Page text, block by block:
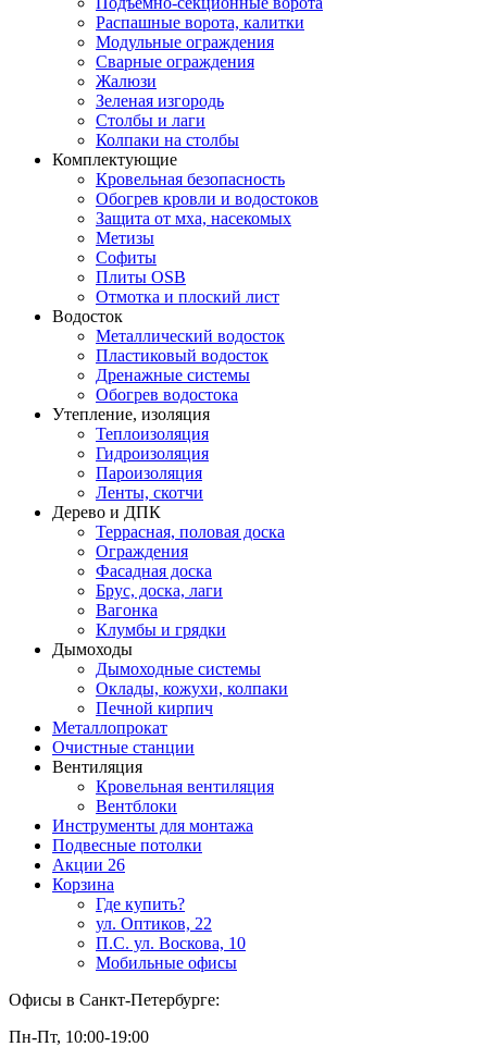
Распашные ворота, калитки
Модульные ограждения
Сварные ограждения
Жалюзи
Зеленая изгородь
Столбы и лаги
Колпаки на столбы
Комплектующие
Кровельная безопасность
Обогрев кровли и водостоков
Защита от мха, насекомых
Метизы
Софиты
Плиты OSB
Отмотка и плоский лист
Водосток
Металлический водосток
Пластиковый водосток
Дренажные системы
Обогрев водостока
Утепление, изоляция
Теплоизоляция
Гидроизоляция
Пароизоляция
Ленты, скотчи
Дерево и ДПК
Террасная, половая доска
Ограждения
Фасадная доска
Брус, доска, лаги
Вагонка
Клумбы и грядки
Дымоходы
Дымоходные системы
Оклады, кожухи, колпаки
Печной кирпич
Металлопрокат
Очистные станции
Вентиляция
Кровельная вентиляция
Вентблоки
Инструменты для монтажа
Подвесные потолки
Акции 26
Корзина
Где купить?
ул. Оптиков, 22
П.С. ул. Воскова, 10
Мобильные офисы
Офисы в Санкт-Петербурге:
Пн-Пт, 10:00-19:00